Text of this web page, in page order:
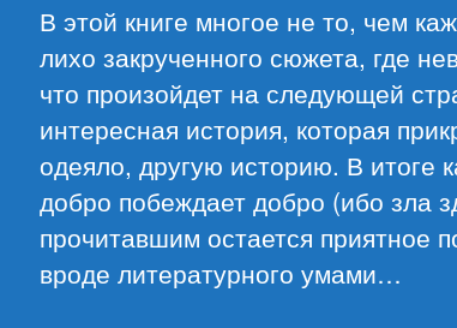
В этой книге многое не то, чем
лихо закрученного сюжета, где
что произойдет на следующей
интересная история, которая
одеяло, другую историю. В итоге
добро побеждает добро (ибо зла
прочитавшим остается приятное
вроде литературного умами…